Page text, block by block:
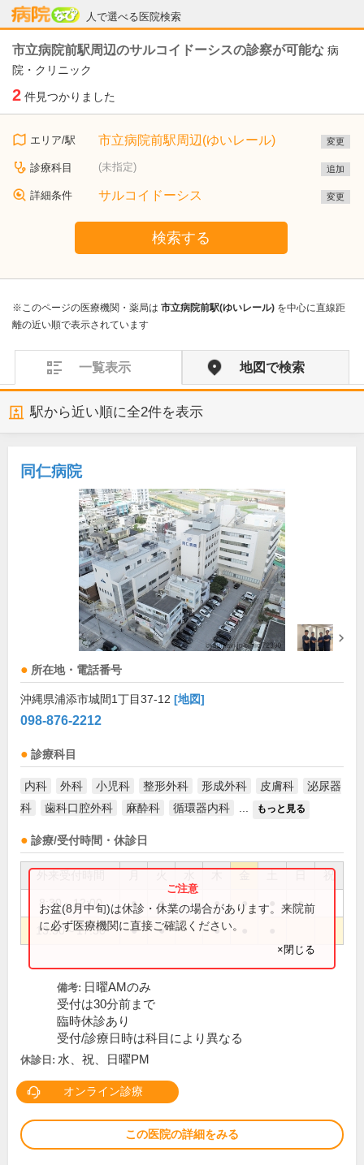
人で選べる医院検索
病院なび
市立病院前駅周辺のサルコイドーシスの診察が可能な 病
院・クリニック
2 件見つかりました
エリア/駅 市立病院前駅周辺(ゆいレール) 変更
診療科目 (未指定) 追加
詳細条件 サルコイドーシス 変更
検索する
※このページの医療機関・薬局は 市立病院前駅(ゆいレール) を中心に直線距
離の近い順で表示されています
一覧表示 地図で検索
駅から近い順に全2件を表示
同仁病院
所在地・電話番号
沖縄県浦添市城間1丁目37-12 [地図]
098-876-2212
診療科目
内科 外科 小児科 整形外科 形成外科 皮膚科
泌尿器
科
歯科口腔外科 麻酔科 循環器内科 もっと見る
診療/受付時間・休診日
祝
8:30～12:00 ● ● ● ● ●
13:30～17:30 ● ● ●
お盆(8月中旬)は休診・休業の場合があります。来院前
に必ず医療機関に直接ご確認ください。
×閉じる
備考: 日曜AMのみ
受付は30分前まで
臨時休診あり
受付/診療日時は科目により異なる
休診日: 水、祝、日曜PM
オンライン診療
この医院の詳細をみる